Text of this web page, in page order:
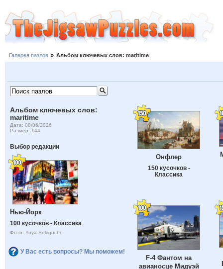
Галерея пазлов » Альбом ключевых слов: maritime
Альбом ключевых слов:
maritime
Дата: 08/06/2026
Размер: 144
Выбор редакции
Нью-Йорк
100 кусочков - Классика
Фото: Yuya Sekiguchi
У Вас есть вопросы? Мы поможем!
Онфлер
150 кусочков -
Классика
F-4 Фантом на
авианосце Мидуэй